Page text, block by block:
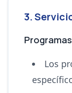
3.
Los